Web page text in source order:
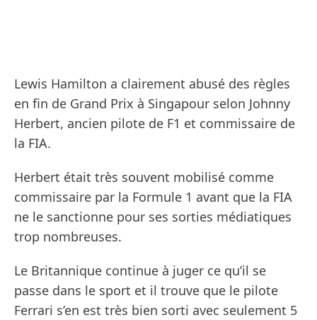
Lewis Hamilton a clairement abusé des règles
en fin de Grand Prix à Singapour selon Johnny
Herbert, ancien pilote de F1 et commissaire de
la FIA.
Herbert était très souvent mobilisé comme
commissaire par la Formule 1 avant que la FIA
ne le sanctionne pour ses sorties médiatiques
trop nombreuses.
Le Britannique continue à juger ce qu’il se
passe dans le sport et il trouve que le pilote
Ferrari s’en est très bien sorti avec seulement 5